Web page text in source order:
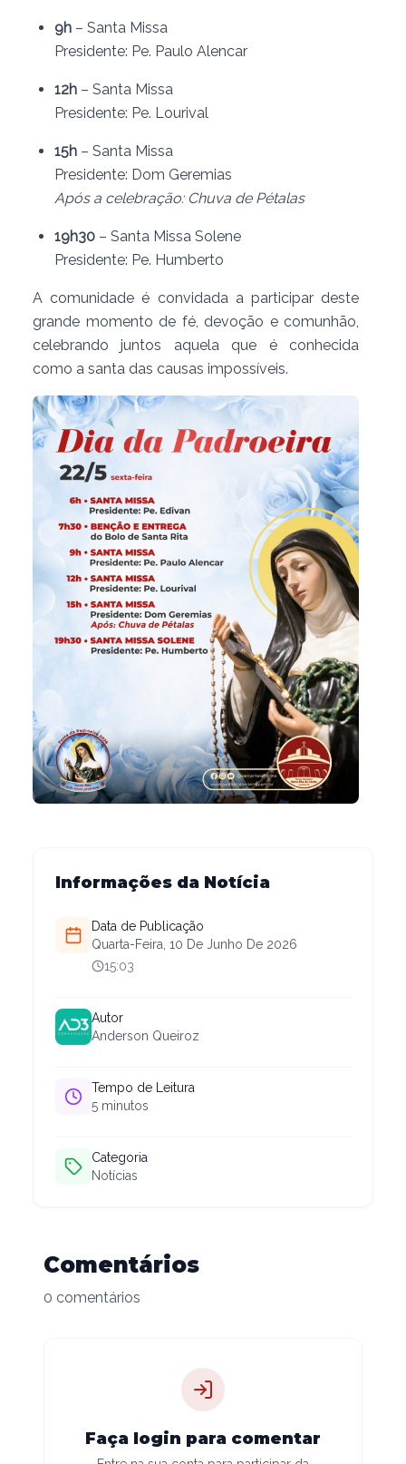
9h – Santa Missa
Presidente: Pe. Paulo Alencar
12h – Santa Missa
Presidente: Pe. Lourival
15h – Santa Missa
Presidente: Dom Geremias
Após a celebração: Chuva de Pétalas
19h30 – Santa Missa Solene
Presidente: Pe. Humberto
A comunidade é convidada a participar deste
grande momento de fé, devoção e comunhão,
celebrando juntos aquela que é conhecida
como a santa das causas impossíveis.
Informações da Notícia
Data de Publicação
Quarta-Feira, 10 De Junho De 2026
15:03
Autor
Anderson Queiroz
Tempo de Leitura
5 minutos
Categoria
Notícias
Comentários
0 comentários
Faça login para comentar